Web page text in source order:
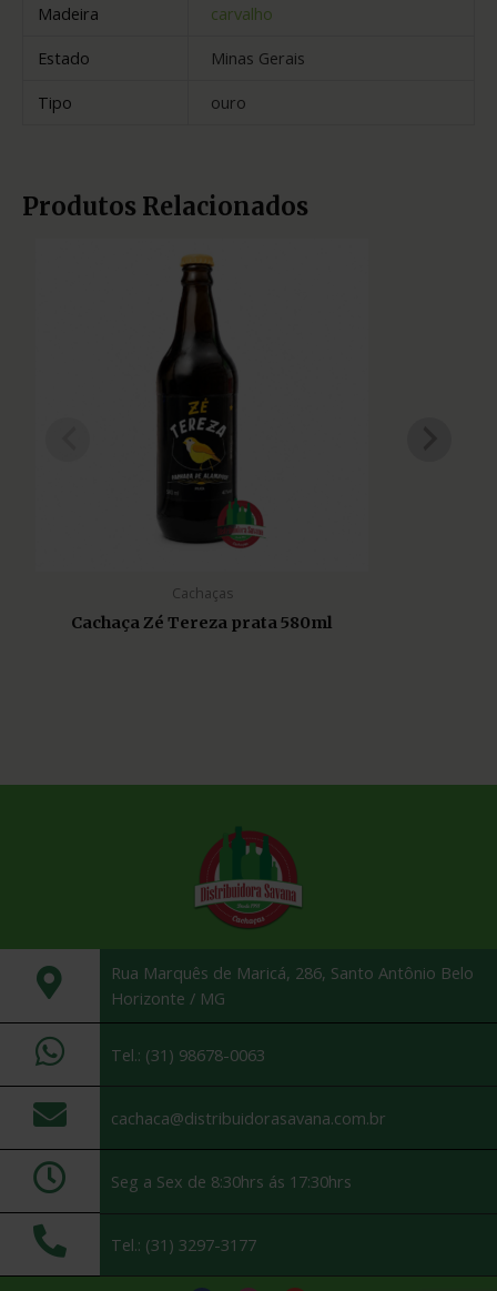
Madeira
carvalho
Estado
Minas Gerais
Tipo
ouro
Produtos Relacionados
Cachaças
Cachaça Zé Tereza prata 580ml
Rua Marquês de Maricá, 286, Santo Antônio Belo
Horizonte / MG
Tel.: (31) 98678-0063
cachaca@distribuidorasavana.com.br
Seg a Sex de 8:30hrs ás 17:30hrs
Tel.: (31) 3297-3177